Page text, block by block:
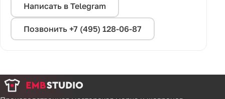
Написать в Telegram
Позвонить +7 (495) 128-06-87